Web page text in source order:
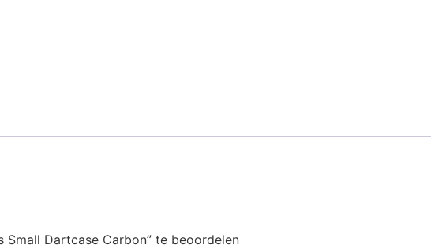
Small Dartcase Carbon” te beoordelen